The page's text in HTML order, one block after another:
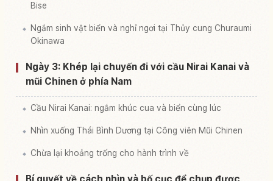
Bise
Ngắm sinh vật biển và nghỉ ngơi tại Thủy cung Churaumi
Okinawa
Ngày 3: Khép lại chuyến đi với cầu Nirai Kanai và
mũi Chinen ở phía Nam
Cầu Nirai Kanai: ngắm khúc cua và biển cùng lúc
Nhìn xuống Thái Bình Dương tại Công viên Mũi Chinen
Chừa lại khoảng trống cho hành trình về